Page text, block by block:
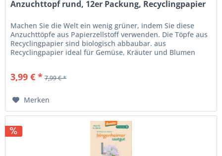
Anzuchttopf rund, 12er Packung, Recyclingpapier
Machen Sie die Welt ein wenig grüner, indem Sie diese
Anzuchttöpfe aus Papierzellstoff verwenden. Die Töpfe aus
Recyclingpapier sind biologisch abbaubar. aus
Recyclingpapier ideal für Gemüse, Kräuter und Blumen
3,99 € * 7,99 € *
Merken